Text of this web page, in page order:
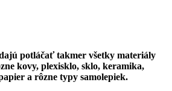
potláčať takmer všetky materiály
kovy, plexisklo, sklo, keramika,
a rôzne typy samolepiek.